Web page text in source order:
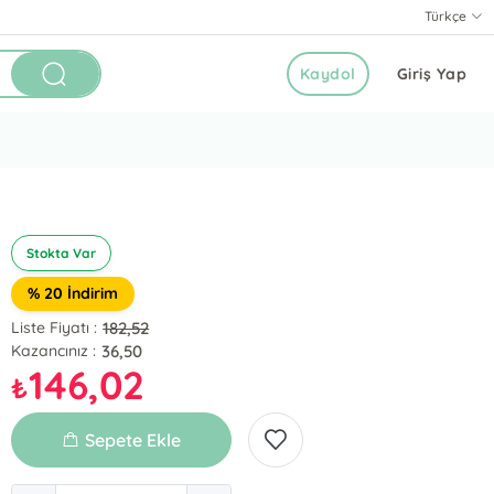
Türkçe
Giriş Yap
Kaydol
Stokta Var
% 20 İndirim
Liste Fiyatı : 182,52
Kazancınız : 36,50
₺146,02
Sepete Ekle